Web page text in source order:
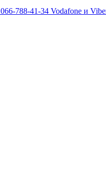
066-788-41-34 Vodafone и